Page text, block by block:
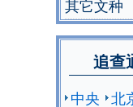
其它文种
追查
中央 北